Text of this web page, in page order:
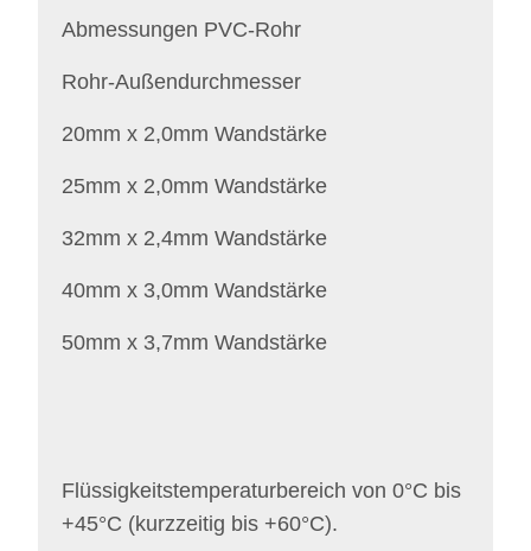
Abmessungen PVC-Rohr
Rohr-Außendurchmesser
20mm x 2,0mm Wandstärke
25mm x 2,0mm Wandstärke
32mm x 2,4mm Wandstärke
40mm x 3,0mm Wandstärke
50mm x 3,7mm Wandstärke
Flüssigkeitstemperaturbereich von 0°C bis
+45°C (kurzzeitig bis +60°C).